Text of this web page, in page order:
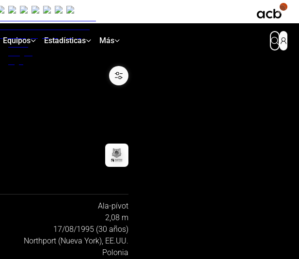
Equipos Estadísticas Más
Ala-pívot
2,08 m
17/08/1995 (30 años)
Northport (Nueva York), EE.UU.
Polonia